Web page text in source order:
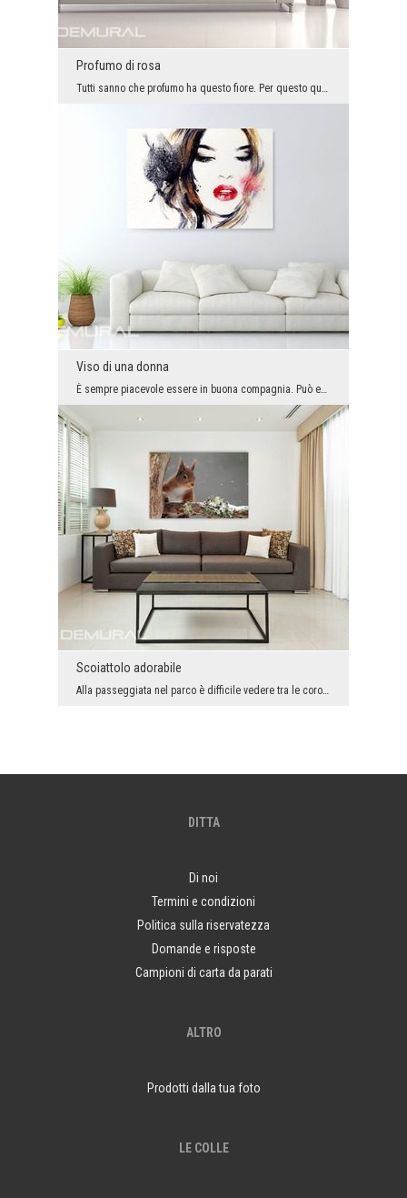
Profumo di rosa
Viso di una donna
Scoiattolo adorabile
DITTA
Di noi
Termini e condizioni
Politica sulla riservatezza
Domande e risposte
Campioni di carta da parati
ALTRO
Prodotti dalla tua foto
LE COLLE